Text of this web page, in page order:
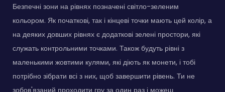
Безпечні зони на рівнях позначені світло-зеленим
кольором. Як початкові, так і кінцеві точки мають цей колір, а
на деяких довших рівнях є додаткові зелені простори, які
служать контрольними точками. Також будуть рівні з
маленькими жовтими кулями, які діють як монети, і тобі
потрібно зібрати всі з них, щоб завершити рівень. Ти не
зобов'язаний проходити гру за один раз і можеш